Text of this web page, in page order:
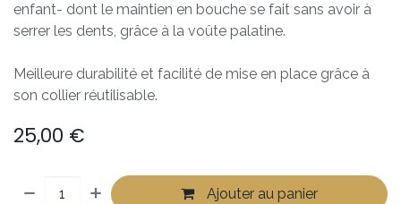
enfant- dont le maintien en bouche se fait sans avoir à
serrer les dents, grâce à la voûte palatine.
Meilleure durabilité et facilité de mise en place grâce à
son collier réutilisable.
25,00 €
Ajouter au panier